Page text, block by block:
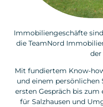
Immobiliengeschäfte
die TeamNord
der
Mit fundiertem Know-
und einem persönlichen
ersten Gespräch bis
für Salzhausen und